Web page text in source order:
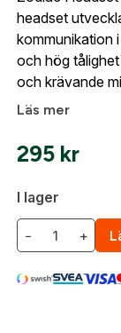
Mitt konto
Kontakta oss
headset
kommunikation
och hög
och krävande
Läs mer
295 kr
I lager
− +
Logga in
Logga in för
När du är
E-
Företag-
Org.
Leverans
så fort den
sortiment.
Zodiac